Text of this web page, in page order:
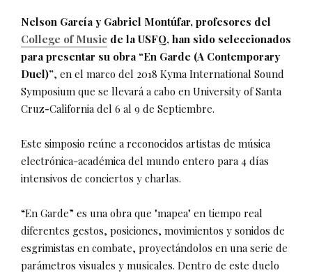
Nelson García y Gabriel Montúfar, profesores del
College of Music de la USFQ, han sido seleccionados
para presentar su obra “En Garde (A Contemporary
Duel)”, en el marco del 2018 Kyma International Sound
Symposium que se llevará a cabo en University of Santa
Cruz-California del 6 al 9 de Septiembre.
Este simposio reúne a reconocidos artistas de música
electrónica-académica del mundo entero para 4 días
intensivos de conciertos y charlas.
“En Garde” es una obra que "mapea" en tiempo real
diferentes gestos, posiciones, movimientos y sonidos de
esgrimistas en combate, proyectándolos en una serie de
parámetros visuales y musicales. Dentro de este duelo